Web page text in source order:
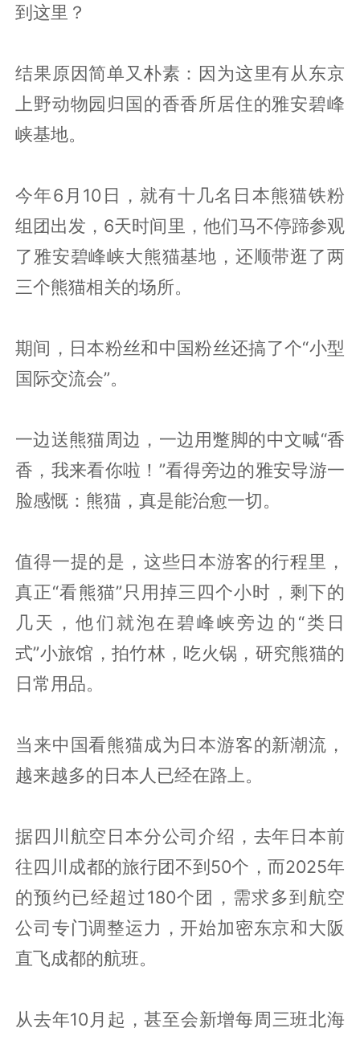
到这里？
结果原因简单又朴素：因为这里有从东京
上野动物园归国的香香所居住的雅安碧峰
峡基地。
今年6月10日，就有十几名日本熊猫铁粉
组团出发，6天时间里，他们马不停蹄参观
了雅安碧峰峡大熊猫基地，还顺带逛了两
三个熊猫相关的场所。
期间，日本粉丝和中国粉丝还搞了个“小型
国际交流会”。
一边送熊猫周边，一边用蹩脚的中文喊“香
香，我来看你啦！”看得旁边的雅安导游一
脸感慨：熊猫，真是能治愈一切。
值得一提的是，这些日本游客的行程里，
真正“看熊猫”只用掉三四个小时，剩下的
几天，他们就泡在碧峰峡旁边的“类日
式”小旅馆，拍竹林，吃火锅，研究熊猫的
日常用品。
当来中国看熊猫成为日本游客的新潮流，
越来越多的日本人已经在路上。
据四川航空日本分公司介绍，去年日本前
往四川成都的旅行团不到50个，而2025年
的预约已经超过180个团，需求多到航空
公司专门调整运力，开始加密东京和大阪
直飞成都的航班。
从去年10月起，甚至会新增每周三班北海